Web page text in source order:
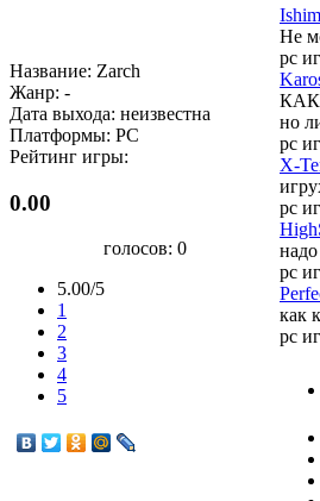
Название: Zarch
Жанр: -
Дата выхода: неизвестна
Платформы: PC
Рейтинг игры:
0.00
голосов: 0
5.00/5
1
2
3
4
5
Не
pc
КАК
но
pc
X-
pc
pc
как
pc